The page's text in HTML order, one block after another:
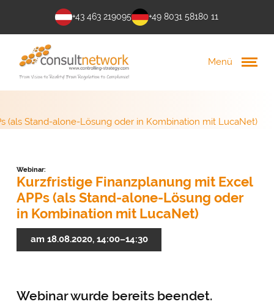
+43 463 219095 +49 8031 58180 11
Menü
(als Stand-alone-Lösung oder in Kombination mit LucaNet)
Webinar:
Kurzfristige Finanzplanung mit Excel
APPs (als Stand-alone-Lösung oder
in Kombination mit LucaNet)
am 18.08.2020, 14:00–14:30
Webinar wurde bereits beendet.